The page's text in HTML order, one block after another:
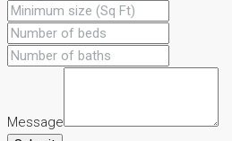
Message